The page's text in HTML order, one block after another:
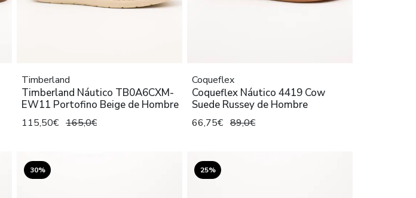
Timberland
Timberland Náutico TB0A6CXM-
EW11 Portofino Beige de Hombre
115,50€ 165,0€
Coqueflex
Coqueflex Náutico 4419 Cow
Suede Russey de Hombre
66,75€ 89,0€
30% 25%